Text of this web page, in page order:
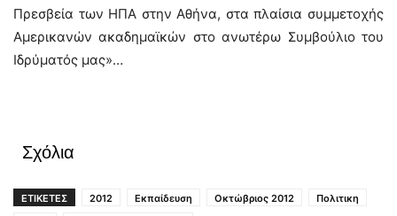
Πρεσβεία των ΗΠΑ στην Αθήνα, στα πλαίσια συμμετοχής
Αμερικανών ακαδημαϊκών στο ανωτέρω Συμβούλιο του
Ιδρύματός μας»…
Σχόλια
ΕΤΙΚΕΤΕΣ 2012 Εκπαίδευση Οκτώβριος 2012
Πολιτικη